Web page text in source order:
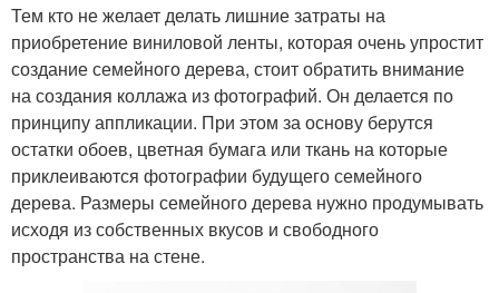
Тем кто не желает делать лишние затраты на
приобретение виниловой ленты, которая очень упростит
создание семейного дерева, стоит обратить внимание
на создания коллажа из фотографий. Он делается по
принципу аппликации. При этом за основу берутся
остатки обоев, цветная бумага или ткань на которые
приклеиваются фотографии будущего семейного
дерева. Размеры семейного дерева нужно продумывать
исходя из собственных вкусов и свободного
пространства на стене.